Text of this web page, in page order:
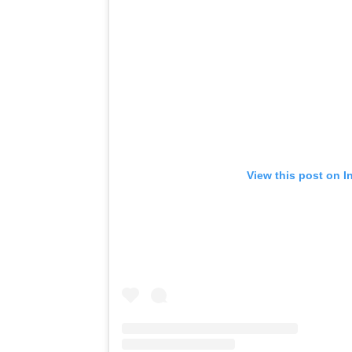
View this post on